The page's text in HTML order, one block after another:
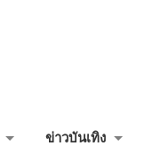
ข่าวบันเทิง